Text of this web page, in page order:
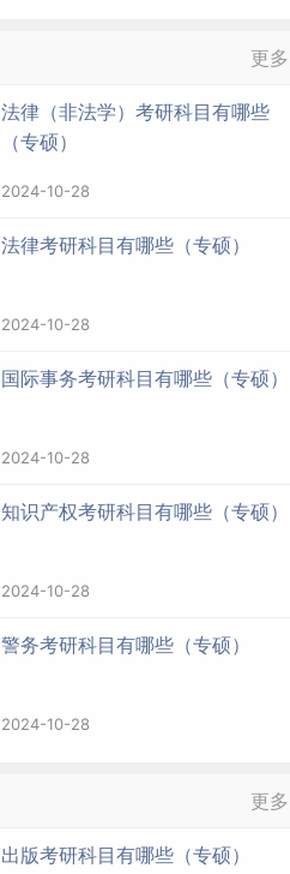
更多
法律（非法学）考研科目有哪些
（专硕）
2024-10-28
法律考研科目有哪些（专硕）
2024-10-28
国际事务考研科目有哪些（专硕）
2024-10-28
知识产权考研科目有哪些（专硕）
2024-10-28
警务考研科目有哪些（专硕）
2024-10-28
更多
出版考研科目有哪些（专硕）